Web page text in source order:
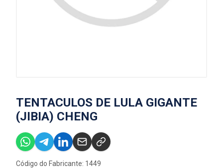
TENTACULOS DE LULA GIGANTE
(JIBIA) CHENG
Código do Fabricante: 1449